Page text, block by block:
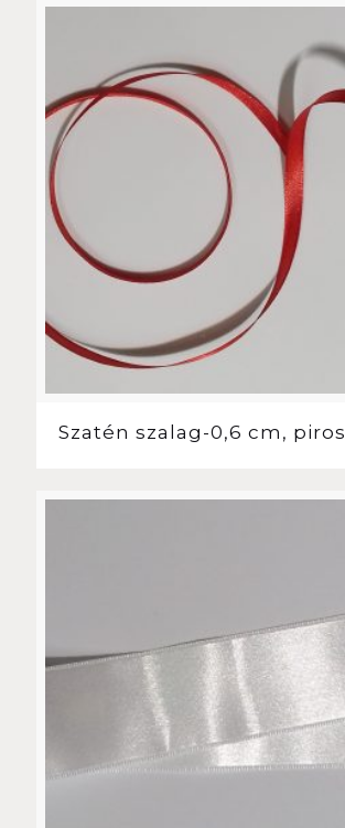
Szatén szalag-0,6 cm, piros